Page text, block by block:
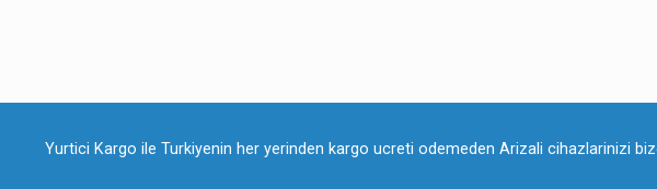
Yurtici Kargo ile Turkiyenin her yerinden kargo ucreti odemeden Arizali cihazlarinizi